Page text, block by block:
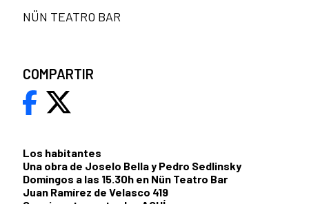
Los habitantes
Una obra de Joselo Bella y Pedro Sedlinsky
Domingos a las 15.30h en Nün Teatro Bar​
Juan Ramírez de Velasco 419
NÜN TEATRO BAR
COMPARTIR